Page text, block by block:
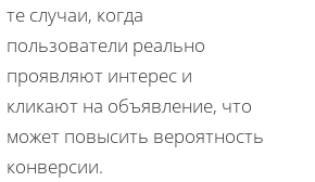
те случаи, когда
пользователи реально
проявляют интерес и
кликают на объявление, что
может повысить вероятность
конверсии.